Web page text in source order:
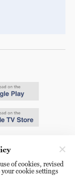
of cookies, revised
cookie settings